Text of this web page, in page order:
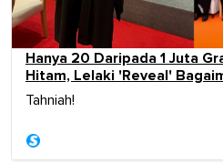
Hanya 20 Daripada 1 Juta
Hitam, Lelaki 'Reveal'
Tahniah!